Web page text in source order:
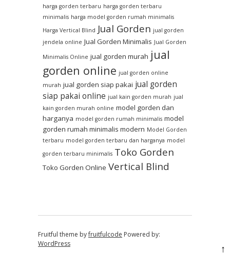
harga gorden terbaru harga gorden terbaru
minimalis harga model gorden rumah minimalis
Harga Vertical Blind Jual Gorden jual gorden
jendela online Jual Gorden Minimalis Jual Gorden
Minimalis Online jual gorden murah jual
gorden online jual gorden online
murah jual gorden siap pakai jual gorden
siap pakai online jual kain gorden murah jual
kain gorden murah online model gorden dan
harganya model gorden rumah minimalis model
gorden rumah minimalis modern Model Gorden
terbaru model gorden terbaru dan harganya model
gorden terbaru minimalis Toko Gorden
Toko Gorden Online Vertical Blind
Fruitful theme byfruitfulcode Powered by:
WordPress
↑